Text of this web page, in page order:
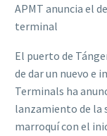
APMT anuncia el
terminal
El puerto de
de dar un nuevo e
Terminals ha
lanzamiento de la
marroquí con el